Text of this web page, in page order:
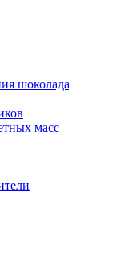
шоколада
масс